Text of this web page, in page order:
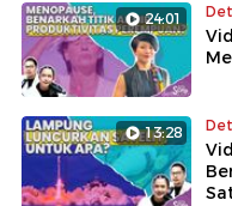
24:01
13:28